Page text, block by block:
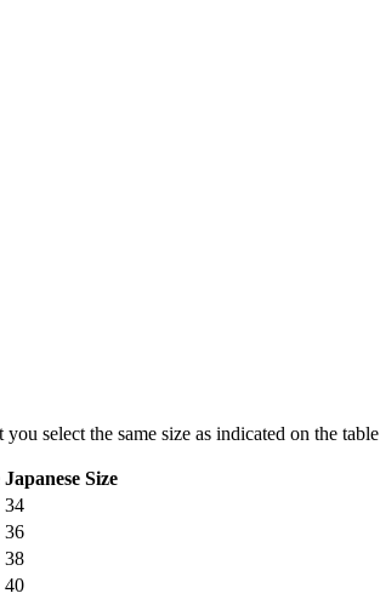
select the same size as indicated on the table
Japanese Size
34
36
38
40